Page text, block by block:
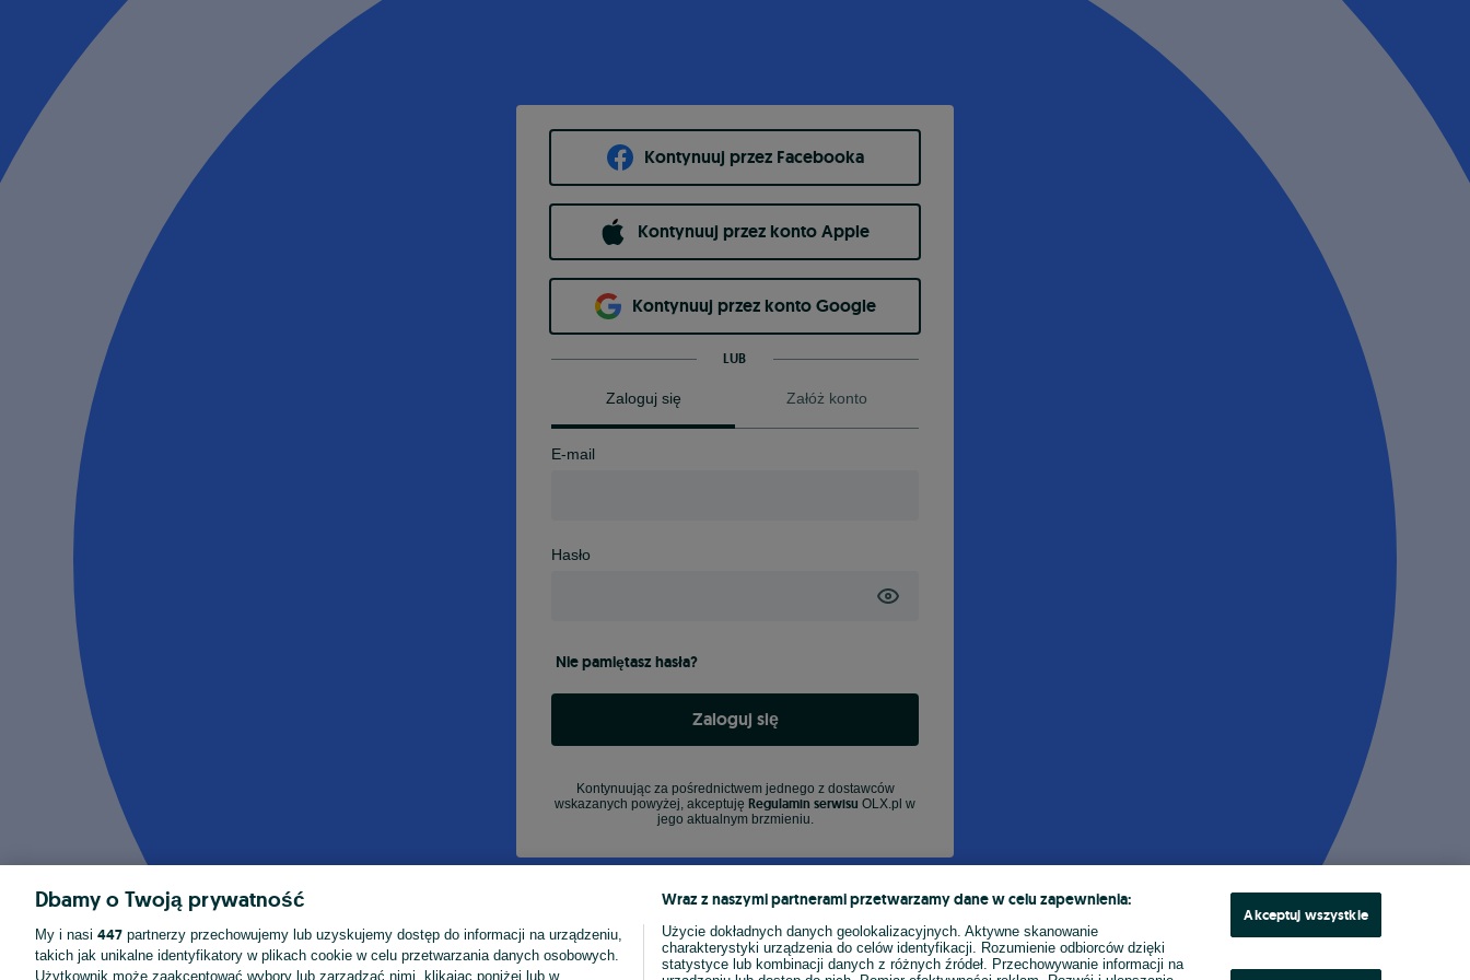
Kontynuuj przez Facebooka
Kontynuuj przez konto Apple
Kontynuuj przez konto Google
LUB
Zaloguj się Załóż konto
E-mail
Hasło
Nie pamiętasz hasła?
Zaloguj się
Kontynuując za pośrednictwem jednego z dostawców
wskazanych powyżej, akceptuję Regulamin serwisu OLX.pl w
jego aktualnym brzmieniu.
Dbamy o Twoją prywatność
My i nasi 447 partnerzy przechowujemy lub uzyskujemy dostęp do informacji na urządzeniu,
takich jak unikalne identyfikatory w plikach cookie w celu przetwarzania danych osobowych.
Użytkownik może zaakceptować wybory lub zarządzać nimi, klikając poniżej lub w
Wraz z naszymi partnerami przetwarzamy dane w celu zapewnienia:
Użycie dokładnych danych geolokalizacyjnych. Aktywne skanowanie
charakterystyki urządzenia do celów identyfikacji. Rozumienie odbiorców dzięki
statystyce lub kombinacji danych z różnych źródeł. Przechowywanie informacji na
Akceptuj wszystkie